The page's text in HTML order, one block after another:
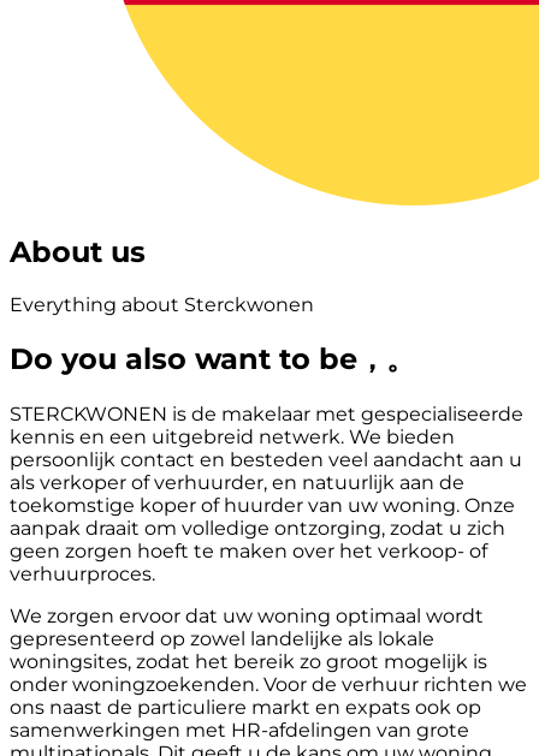
About us
Everything about Sterckwonen
Do you also want to be，。
STERCKWONEN is de makelaar met gespecialiseerde
kennis en een uitgebreid netwerk. We bieden
persoonlijk contact en besteden veel aandacht aan u
als verkoper of verhuurder, en natuurlijk aan de
toekomstige koper of huurder van uw woning. Onze
aanpak draait om volledige ontzorging, zodat u zich
geen zorgen hoeft te maken over het verkoop- of
verhuurproces.
We zorgen ervoor dat uw woning optimaal wordt
gepresenteerd op zowel landelijke als lokale
woningsites, zodat het bereik zo groot mogelijk is
onder woningzoekenden. Voor de verhuur richten we
ons naast de particuliere markt en expats ook op
samenwerkingen met HR-afdelingen van grote